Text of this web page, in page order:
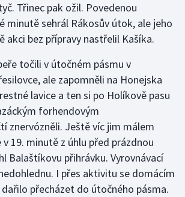
Třinec pak ožil. Povedenou
minutě sehrál Rákosův útok, ale jeho
akci bez přípravy nastřelil Kašíka.
točili v útočném pásmu v
ale zapomněli na Honejska
lavice a ten si po Holíkově pasu
forhendovým
znervózněli. Ještě víc jim málem
v 19. minutě z úhlu před prázdnou
Balaštíkovu přihrávku. Vyrovnávací
I přes aktivitu se domácím
přecházet do útočného pásma.